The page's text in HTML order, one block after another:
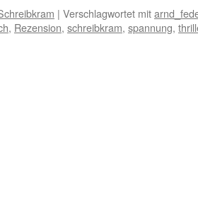
| Verschlagwortet mit
, Rezension, schreibkram, spannung,